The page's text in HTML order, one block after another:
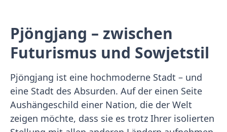
Pjöngjang – zwischen
Futurismus und Sowjetstil
Pjöngjang ist eine hochmoderne Stadt – und
eine Stadt des Absurden. Auf der einen Seite
Aushängeschild einer Nation, die der Welt
zeigen möchte, dass sie es trotz Ihrer isolierten